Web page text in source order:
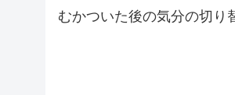
むかついた後の気分の切り